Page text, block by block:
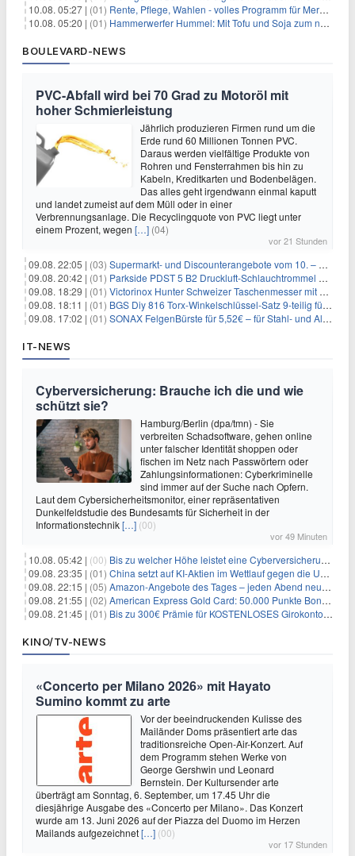
10.08. 05:27 | (01) Rente, Pflege, Wahlen - volles Programm für Merz im Herbst
10.08. 05:20 | (01) Hammerwerfer Hummel: Mit Tofu und Soja zum nächsten Coup?
BOULEVARD-NEWS
PVC-Abfall wird bei 70 Grad zu Motoröl mit
hoher Schmierleistung
Jährlich produzieren Firmen rund um die
Erde rund 60 Millionen Tonnen PVC.
Daraus werden vielfältige Produkte von
Rohren und Fensterrahmen bis hin zu
Kabeln, Kreditkarten und Bodenbelägen.
Das alles geht irgendwann einmal kaputt
und landet zumeist auf dem Müll oder in einer
Verbrennungsanlage. Die Recyclingquote von PVC liegt unter
einem Prozent, wegen […] (04)
vor 21 Stunden
09.08. 22:05 | (03) Supermarkt- und Discounterangebote vom 10. – 15.08.2026
09.08. 20:42 | (01) Parkside PDST 5 B2 Druckluft-Schlauchtrommel mit 10 m Schlauch für 25,94€
09.08. 18:29 | (01) Victorinox Hunter Schweizer Taschenmesser mit 12 Funktionen für 43,99€
09.08. 18:11 | (01) BGS Diy 816 Torx-Winkelschlüssel-Satz 9-teilig für 6,45€
09.08. 17:02 | (01) SONAX FelgenBürste für 5,52€ – für Stahl- und Alufelgen
IT-NEWS
Cyberversicherung: Brauche ich die und wie
schützt sie?
Hamburg/Berlin (dpa/tmn) - Sie
verbreiten Schadsoftware, gehen online
unter falscher Identität shoppen oder
fischen im Netz nach Passwörtern oder
Zahlungsinformationen: Cyberkriminelle
sind immer auf der Suche nach Opfern.
Laut dem Cybersicherheitsmonitor, einer repräsentativen
Dunkelfeldstudie des Bundesamts für Sicherheit in der
Informationstechnik[…] (00)
vor 49 Minuten
10.08. 05:42 | (00) Bis zu welcher Höhe leistet eine Cyberversicherung?
09.08. 23:35 | (01) China setzt auf KI-Aktien im Wettlauf gegen die USA um Chip- und Technologiedominanz
09.08. 22:15 | (05) Amazon-Angebote des Tages – jeden Abend neue Deals zum Stöbern
09.08. 21:55 | (02) American Express Gold Card: 50.000 Punkte Bonus + Metall-Kreditkarte
09.08. 21:45 | (01) Bis zu 300€ Prämie für KOSTENLOSES Girokonto bei der Santander – 50€ schon nach 1 Woche!
KINO/TV-NEWS
«Concerto per Milano 2026» mit Hayato
Sumino kommt zu arte
Vor der beeindruckenden Kulisse des
Mailänder Doms präsentiert arte das
traditionsreiche Open-Air-Konzert. Auf
dem Programm stehen Werke von
George Gershwin und Leonard
Bernstein. Der Kultursender arte
überträgt am Sonntag, 6. September, um 17.45 Uhr die
diesjährige Ausgabe des «Concerto per Milano». Das Konzert
wurde am 13. Juni 2026 auf der Piazza del Duomo im Herzen
Mailands aufgezeichnet[…] (00)
vor 17 Stunden